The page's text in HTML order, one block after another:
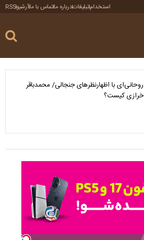
استخدامتبلیغاتدرباره ماتماس با ماآرشیوRSS
روحانی‌ای با اظهارنظرهای جنجالی/ محمدباقر
خرازی کیست؟